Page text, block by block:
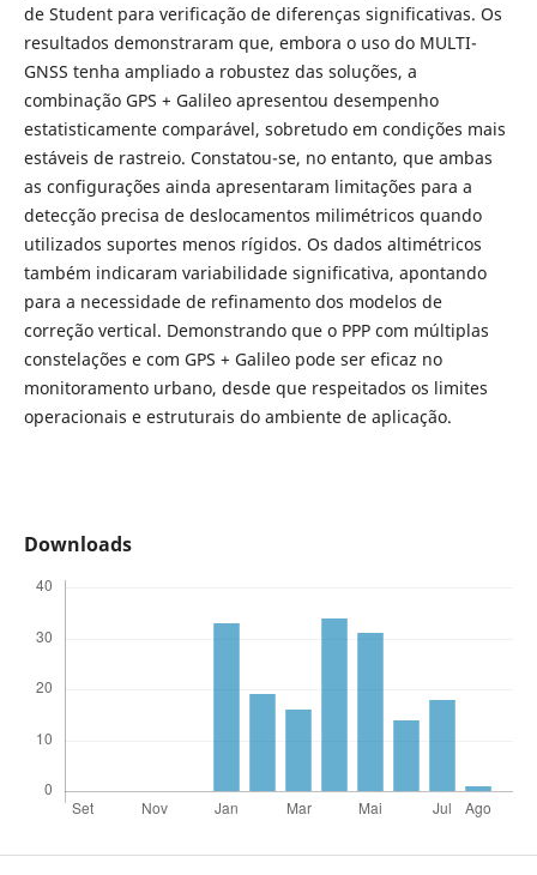
de Student para verificação de diferenças significativas. Os
resultados demonstraram que, embora o uso do MULTI-
GNSS tenha ampliado a robustez das soluções, a
combinação GPS + Galileo apresentou desempenho
estatisticamente comparável, sobretudo em condições mais
estáveis de rastreio. Constatou-se, no entanto, que ambas
as configurações ainda apresentaram limitações para a
detecção precisa de deslocamentos milimétricos quando
utilizados suportes menos rígidos. Os dados altimétricos
também indicaram variabilidade significativa, apontando
para a necessidade de refinamento dos modelos de
correção vertical. Demonstrando que o PPP com múltiplas
constelações e com GPS + Galileo pode ser eficaz no
monitoramento urbano, desde que respeitados os limites
operacionais e estruturais do ambiente de aplicação.
Downloads